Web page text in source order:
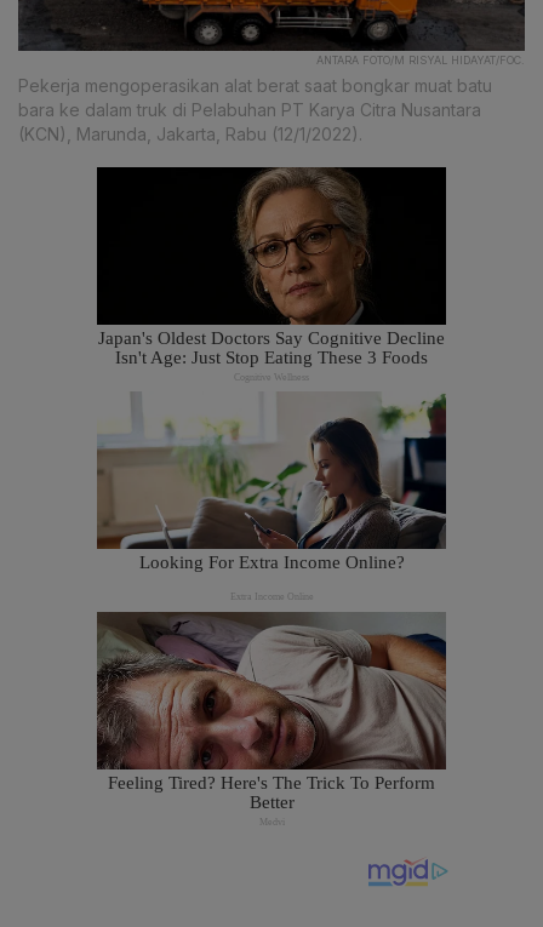
ANTARA FOTO/M RISYAL HIDAYAT/FOC.
Pekerja mengoperasikan alat berat saat bongkar muat batu
bara ke dalam truk di Pelabuhan PT Karya Citra Nusantara
(KCN), Marunda, Jakarta, Rabu (12/1/2022).